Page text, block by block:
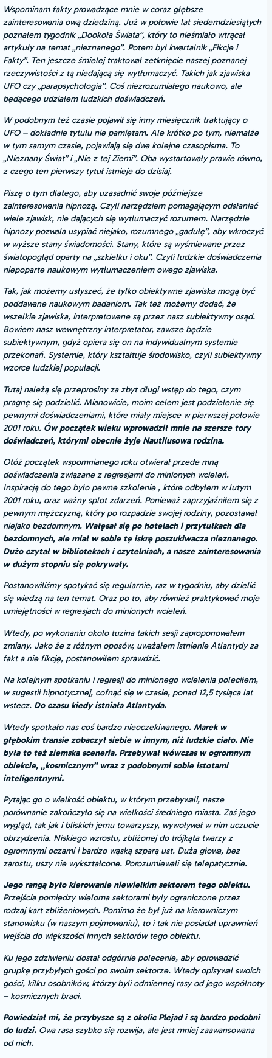
Wspominam fakty prowadzące mnie w coraz głębsze
zainteresowania ową dziedziną. Już w połowie lat siedemdziesiątych
poznałem tygodnik „Dookoła Świata”, który to nieśmiało wtrącał
artykuły na temat „nieznanego”. Potem był kwartalnik „Fikcje i
Fakty”. Ten jeszcze śmielej traktował zetknięcie naszej poznanej
rzeczywistości z tą niedającą się wytłumaczyć. Takich jak zjawiska
UFO czy „parapsychologia”. Coś niezrozumiałego naukowo, ale
będącego udziałem ludzkich doświadczeń.
W podobnym też czasie pojawił się inny miesięcznik traktujący o
UFO – dokładnie tytułu nie pamiętam. Ale krótko po tym, niemalże
w tym samym czasie, pojawiają się dwa kolejne czasopisma. To
„Nieznany Świat” i „Nie z tej Ziemi”. Oba wystartowały prawie równo,
z czego ten pierwszy tytuł istnieje do dzisiaj.
Piszę o tym dlatego, aby uzasadnić swoje późniejsze
zainteresowania hipnozą. Czyli narzędziem pomagającym odsłaniać
wiele zjawisk, nie dających się wytłumaczyć rozumem. Narzędzie
hipnozy pozwala usypiać niejako, rozumnego „gadułę”, aby wkroczyć
w wyższe stany świadomości. Stany, które są wyśmiewane przez
światopogląd oparty na „szkiełku i oku”. Czyli ludzkie doświadczenia
niepoparte naukowym wytłumaczeniem owego zjawiska.
Tak, jak możemy usłyszeć, że tylko obiektywne zjawiska mogą być
poddawane naukowym badaniom. Tak też możemy dodać, że
wszelkie zjawiska, interpretowane są przez nasz subiektywny osąd.
Bowiem nasz wewnętrzny interpretator, zawsze będzie
subiektywnym, gdyż opiera się on na indywidualnym systemie
przekonań. Systemie, który kształtuje środowisko, czyli subiektywny
wzorce ludzkiej populacji.
Tutaj należą się przeprosiny za zbyt długi wstęp do tego, czym
pragnę się podzielić. Mianowicie, moim celem jest podzielenie się
pewnymi doświadczeniami, które miały miejsce w pierwszej połowie
2001 roku. Ów początek wieku wprowadził mnie na szersze tory
doświadczeń, którymi obecnie żyje Nautilusowa rodzina.
Otóż początek wspomnianego roku otwierał przede mną
doświadczenia związane z regresjami do minionych wcieleń.
Inspiracją do tego było pewne szkolenie , które odbyłem w lutym
2001 roku, oraz ważny splot zdarzeń. Ponieważ zaprzyjaźniłem się z
pewnym mężczyzną, który po rozpadzie swojej rodziny, pozostawał
niejako bezdomnym. Wałęsał się po hotelach i przytułkach dla
bezdomnych, ale miał w sobie tę iskrę poszukiwacza nieznanego.
Dużo czytał w bibliotekach i czytelniach, a nasze zainteresowania
w dużym stopniu się pokrywały.
Postanowiliśmy spotykać się regularnie, raz w tygodniu, aby dzielić
się wiedzą na ten temat. Oraz po to, aby również praktykować moje
umiejętności w regresjach do minionych wcieleń.
Wtedy, po wykonaniu około tuzina takich sesji zaproponowałem
zmiany. Jako że z różnym oposów, uważałem istnienie Atlantydy za
fakt a nie fikcję, postanowiłem sprawdzić.
Na kolejnym spotkaniu i regresji do minionego wcielenia poleciłem,
w sugestii hipnotycznej, cofnąć się w czasie, ponad 12,5 tysiąca lat
wstecz. Do czasu kiedy istniała Atlantyda.
Wtedy spotkało nas coś bardzo nieoczekiwanego. Marek w
głębokim transie zobaczył siebie w innym, niż ludzkie ciało. Nie
była to też ziemska sceneria. Przebywał wówczas w ogromnym
obiekcie, „kosmicznym” wraz z podobnymi sobie istotami
inteligentnymi.
Pytając go o wielkość obiektu, w którym przebywali, nasze
porównanie zakończyło się na wielkości średniego miasta. Zaś jego
wygląd, tak jak i bliskich jemu towarzyszy, wywoływał w nim uczucie
obrzydzenia. Niskiego wzrostu, zbliżonej do trójkąta twarzy z
ogromnymi oczami i bardzo wąską szparą ust. Duża głowa, bez
zarostu, uszy nie wykształcone. Porozumiewali się telepatycznie.
Jego rangą było kierowanie niewielkim sektorem tego obiektu.
Przejścia pomiędzy wieloma sektorami były ograniczone przez
rodzaj kart zbliżeniowych. Pomimo że był już na kierowniczym
stanowisku (w naszym pojmowaniu), to i tak nie posiadał uprawnień
wejścia do większości innych sektorów tego obiektu.
Ku jego zdziwieniu dostał odgórnie polecenie, aby oprowadzić
grupkę przybyłych gości po swoim sektorze. Wtedy opisywał swoich
gości, kilku osobników, którzy byli odmiennej rasy od jego wspólnoty
– kosmicznych braci.
Powiedział mi, że przybysze są z okolic Plejad i są bardzo podobni
do ludzi. Owa rasa szybko się rozwija, ale jest mniej zaawansowana
od nich.